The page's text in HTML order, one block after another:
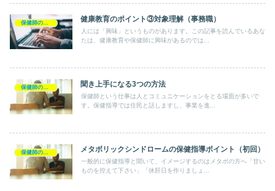
健康教育のポイント③対象理解（事務職）
人には「興味」というものがあります。この記事を読んでいるあな
たは、健康教育や保健師に興味があるのでは...
保健師の日常 聞き上手になる3つの方法
保健師という仕事は人とコミュニケーションをとる場面が多いで
す。保健指導では住民と話しますし、事業を進...
メタボリックシンドロームの保健指導ポイント（初回）
一般的に保健指導と聞いて、イメージするのはメタボの方へ「甘い
ものを控えて下さい」「休肝日を作りましょ...